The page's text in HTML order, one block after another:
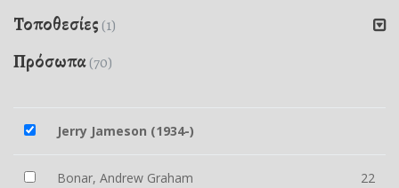
Τοποθεσίες (1)
Πρόσωπα(70)
Jerry Jameson (1934-)
Bonar, Andrew Graham 22